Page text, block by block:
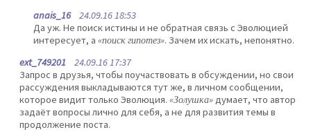
anais_1624.09.16 18:53
Да уж. Не поиск истины и не обратная связь с Эволюцией
интересует, а «поиск гипотез». Зачем их искать, непонятно.
ext_749201 24.09.16 17:37
Запрос в друзья, чтобы поучаствовать в обсуждении, но свои
рассуждения выкладываются тут же, в личном сообщении,
которое видит только Эволюция. «Золушка»думает, что автор
задаёт вопросы лично для себя, а не для развития темы в
продолжение поста.